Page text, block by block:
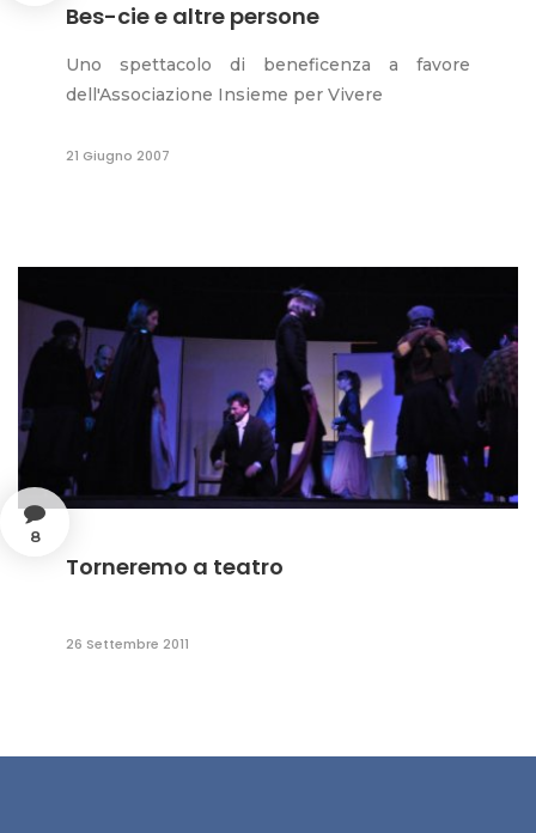
Bes-cie e altre persone
Uno spettacolo di beneficenza a favore
dell'Associazione Insieme per Vivere
21 Giugno 2007
8
Torneremo a teatro
26 Settembre 2011